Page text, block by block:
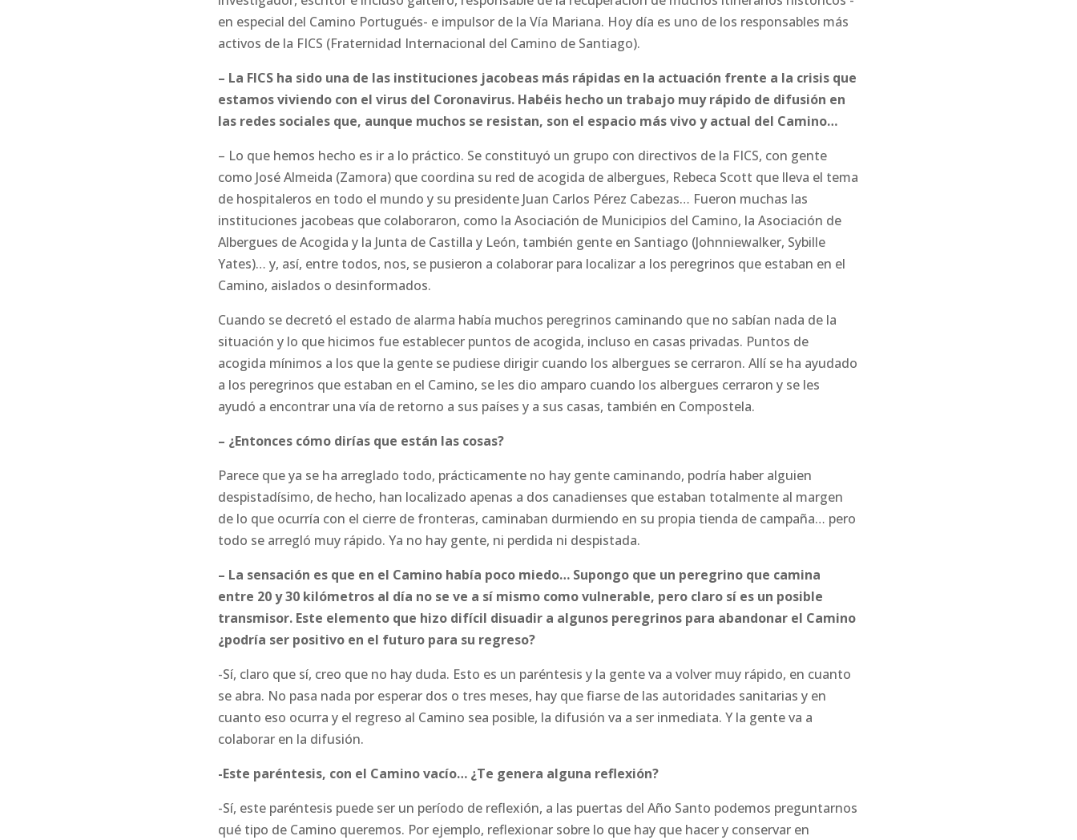
en especial del Camino Portugués- e impulsor de la Vía Mariana. Hoy día es uno de los responsables más
activos de la FICS (Fraternidad Internacional del Camino de Santiago).
– La FICS ha sido una de las instituciones jacobeas más rápidas en la actuación frente a la crisis que
estamos viviendo con el virus del Coronavirus. Habéis hecho un trabajo muy rápido de difusión en
las redes sociales que, aunque muchos se resistan, son el espacio más vivo y actual del Camino…
– Lo que hemos hecho es ir a lo práctico. Se constituyó un grupo con directivos de la FICS, con gente
como José Almeida (Zamora) que coordina su red de acogida de albergues, Rebeca Scott que lleva el tema
de hospitaleros en todo el mundo y su presidente Juan Carlos Pérez Cabezas… Fueron muchas las
instituciones jacobeas que colaboraron, como la Asociación de Municipios del Camino, la Asociación de
Albergues de Acogida y la Junta de Castilla y León, también gente en Santiago (Johnniewalker, Sybille
Yates)… y, así, entre todos, nos, se pusieron a colaborar para localizar a los peregrinos que estaban en el
Camino, aislados o desinformados.
Cuando se decretó el estado de alarma había muchos peregrinos caminando que no sabían nada de la
situación y lo que hicimos fue establecer puntos de acogida, incluso en casas privadas. Puntos de
acogida mínimos a los que la gente se pudiese dirigir cuando los albergues se cerraron. Allí se ha ayudado
a los peregrinos que estaban en el Camino, se les dio amparo cuando los albergues cerraron y se les
ayudó a encontrar una vía de retorno a sus países y a sus casas, también en Compostela.
– ¿Entonces cómo dirías que están las cosas?
Parece que ya se ha arreglado todo, prácticamente no hay gente caminando, podría haber alguien
despistadísimo, de hecho, han localizado apenas a dos canadienses que estaban totalmente al margen
de lo que ocurría con el cierre de fronteras, caminaban durmiendo en su propia tienda de campaña… pero
todo se arregló muy rápido. Ya no hay gente, ni perdida ni despistada.
– La sensación es que en el Camino había poco miedo… Supongo que un peregrino que camina
entre 20 y 30 kilómetros al día no se ve a sí mismo como vulnerable, pero claro sí es un posible
transmisor. Este elemento que hizo difícil disuadir a algunos peregrinos para abandonar el Camino
¿podría ser positivo en el futuro para su regreso?
-Sí, claro que sí, creo que no hay duda. Esto es un paréntesis y la gente va a volver muy rápido, en cuanto
se abra. No pasa nada por esperar dos o tres meses, hay que fiarse de las autoridades sanitarias y en
cuanto eso ocurra y el regreso al Camino sea posible, la difusión va a ser inmediata. Y la gente va a
colaborar en la difusión.
-Este paréntesis, con el Camino vacío… ¿Te genera alguna reflexión?
-Sí, este paréntesis puede ser un período de reflexión, a las puertas del Año Santo podemos preguntarnos
qué tipo de Camino queremos. Por ejemplo, reflexionar sobre lo que hay que hacer y conservar en